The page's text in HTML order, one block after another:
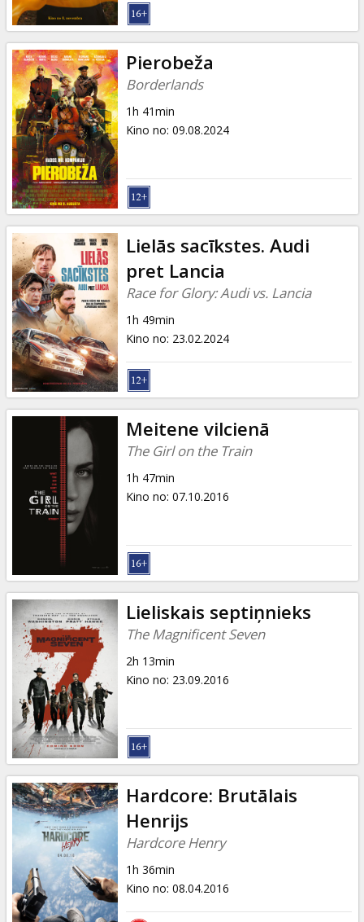
Pierobeža
Borderlands
1h 41min
Kino no: 09.08.2024
Lielās sacīkstes. Audi
pret Lancia
Race for Glory: Audi vs. Lancia
1h 49min
Kino no: 23.02.2024
Meitene vilcienā
The Girl on the Train
1h 47min
Kino no: 07.10.2016
Lieliskais septiņnieks
The Magnificent Seven
2h 13min
Kino no: 23.09.2016
Hardcore: Brutālais
Henrijs
Hardcore Henry
1h 36min
Kino no: 08.04.2016